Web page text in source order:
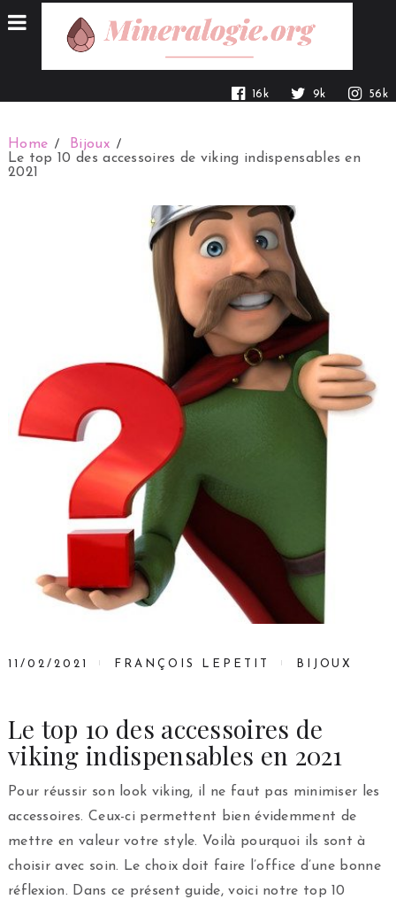
16k 9k 56k
Home
Bijoux
Le top 10 des accessoires de viking indispensables en
2021
11/02/2021 FRANÇOIS LEPETIT BIJOUX
Le top 10 des accessoires de
viking indispensables en 2021
Pour réussir son look viking, il ne faut pas minimiser les
accessoires. Ceux-ci permettent bien évidemment de
mettre en valeur votre style. Voilà pourquoi ils sont à
choisir avec soin. Le choix doit faire l’office d’une bonne
réflexion. Dans ce présent guide, voici notre top 10